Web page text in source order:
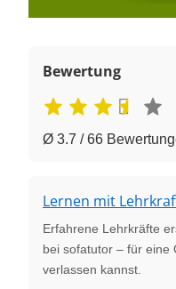
Bewertung
Ø 3.7 / 66
Lernen mit
Erfahrene Lehrkräfte
bei sofatutor – für eine
verlassen kannst.